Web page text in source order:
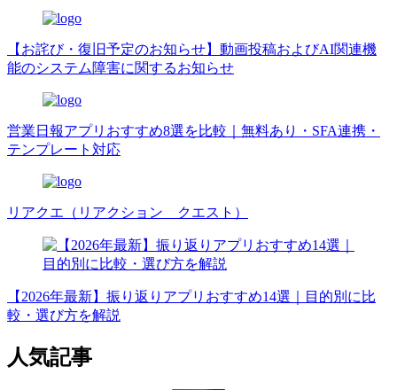
【お詫び・復旧予定のお知らせ】動画投稿およびAI関連機
能のシステム障害に関するお知らせ
営業日報アプリおすすめ8選を比較｜無料あり・SFA連携・
テンプレート対応
リアクエ（リアクション クエスト）
【2026年最新】振り返りアプリおすすめ14選｜目的別に比
較・選び方を解説
人気記事